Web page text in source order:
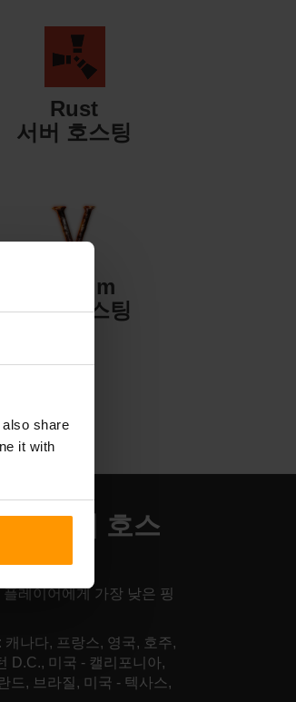
share
it with
Rust
서버 호스팅
Valheim
서버 호스팅
3 서버 호스
레이어에게 가장 낮은 핑
나다, 프랑스, 영국, 호주,
D.C., 미국 - 캘리포니아,
드, 브라질, 미국 - 텍사스,